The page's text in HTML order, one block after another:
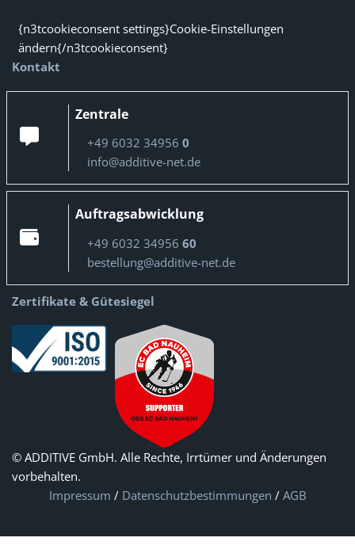
{n3tcookieconsent settings}Cookie-Einstellungen
ändern{/n3tcookieconsent}
Kontakt
Zentrale
+49 6032 34956 0
info@additive-net.de
Auftragsabwicklung
+49 6032 34956 60
bestellung@additive-net.de
Zertifikate & Gütesiegel
© ADDITIVE GmbH. Alle Rechte, Irrtümer und Änderungen
vorbehalten.
Impressum / Datenschutzbestimmungen / AGB